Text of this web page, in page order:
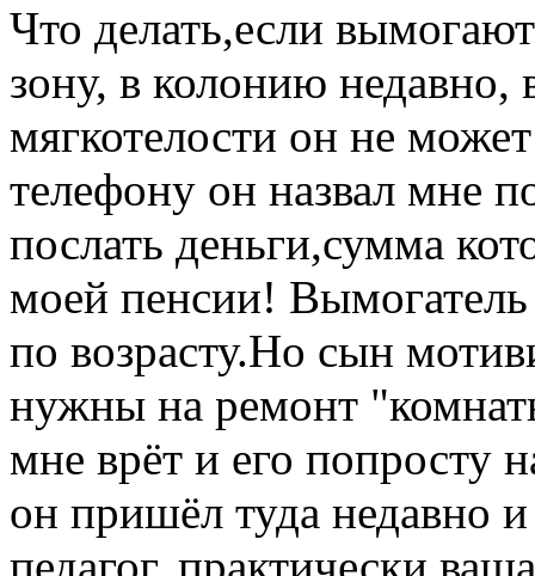
Что делать,если
зону, в колонию недавно,
мягкотелости он не
телефону он назвал мне
послать деньги,сумма
моей пенсии! Вымогатель
по возрасту.Но сын
нужны на ремонт
мне врёт и его попросту
он пришёл туда недавно
педагог, практически